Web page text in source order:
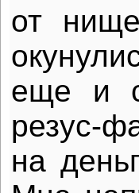
от
еще и
резус-
на